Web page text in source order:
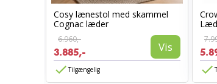
Cosy lænestol med skammel
Cognac læder
6.960,-
3.885,- Vis
Tilgængelig